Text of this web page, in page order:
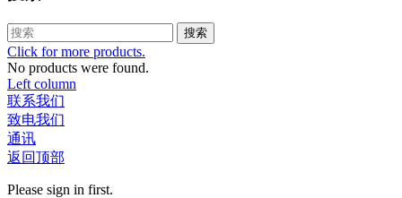
搜索
Click for more products.
No products were found.
Left column
联系我们
致电我们
通讯
返回顶部
Please sign in first.